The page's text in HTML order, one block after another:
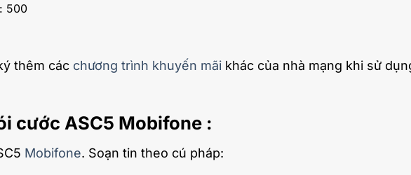
500
thêm các chương trình khuyến mãi khác của nhà mạng khi sử
cước ASC5 Mobifone :
Mobifone. Soạn tin theo cú pháp: